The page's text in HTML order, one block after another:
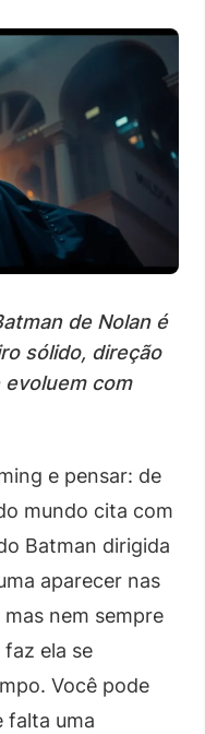
de Nolan é
sólido, direção
com
e pensar: de
mundo cita com
Batman dirigida
aparecer nas
nem sempre
ela se
Você pode
falta uma